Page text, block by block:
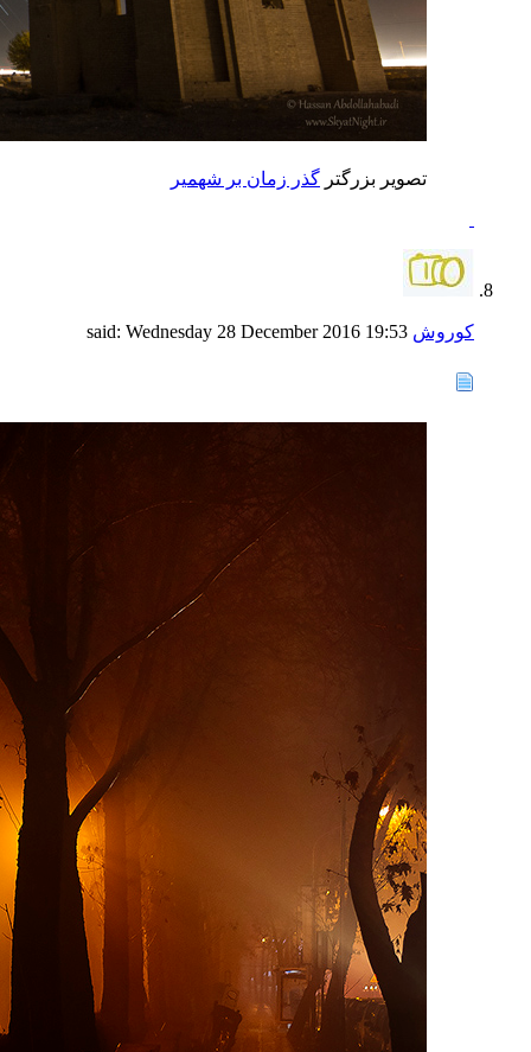
تصویر بزرگتر گذر زمان بر شهمیر
کوروش Wednesday 28 December 2016 19:53